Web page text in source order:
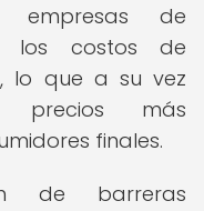
empresas de
los costos de
lo que a su vez
precios más
finales.
de barreras